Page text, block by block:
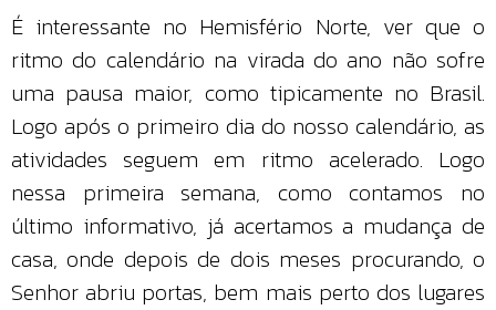
É interessante no Hemisfério Norte, ver que o
ritmo do calendário na virada do ano não sofre
uma pausa maior, como tipicamente no Brasil.
Logo após o primeiro dia do nosso calendário, as
atividades seguem em ritmo acelerado. Logo
nessa primeira semana, como contamos no
último informativo, já acertamos a mudança de
casa, onde depois de dois meses procurando, o
Senhor abriu portas, bem mais perto dos lugares